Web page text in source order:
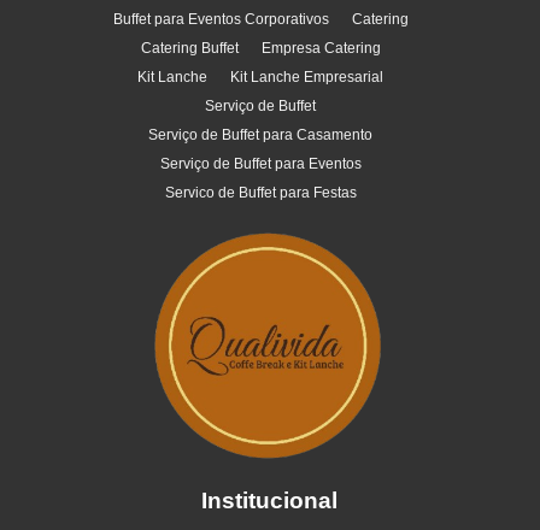
Buffet para Eventos Corporativos
Catering
Catering Buffet
Empresa Catering
Kit Lanche
Kit Lanche Empresarial
Serviço de Buffet
Serviço de Buffet para Casamento
Serviço de Buffet para Eventos
Servico de Buffet para Festas
Institucional